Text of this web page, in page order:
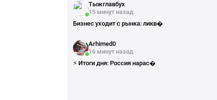
Тыжглавбух
15 минут назад
Бизнес уходит с рынка: ликв�
Arhimed0
16 минут назад
⚡️ Итоги дня: Россия нарас�